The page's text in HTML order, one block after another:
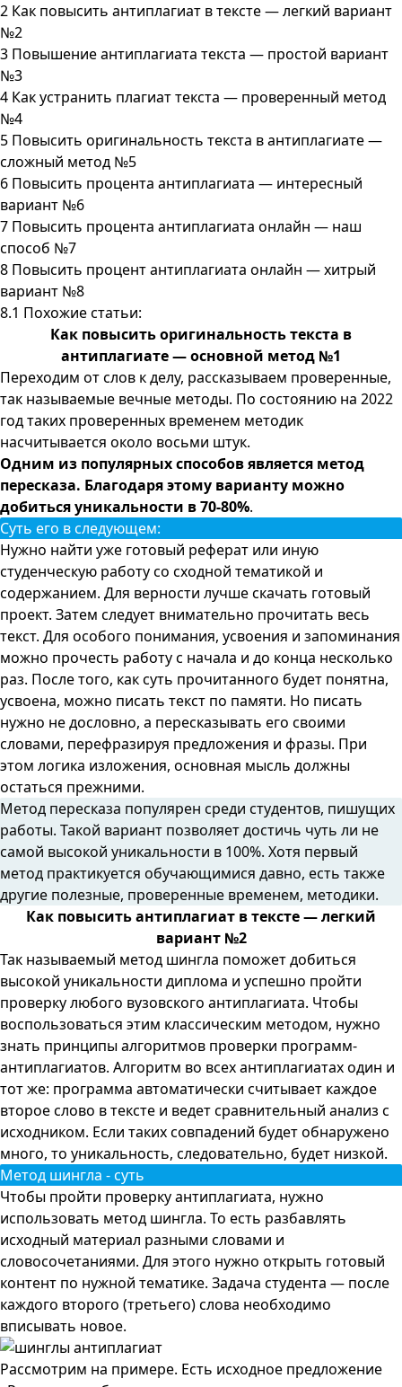
2 Как повысить антиплагиат в тексте — легкий вариант
№2
3 Повышение антиплагиата текста — простой вариант
№3
4 Как устранить плагиат текста — проверенный метод
№4
5 Повысить оригинальность текста в антиплагиате —
сложный метод №5
6 Повысить процента антиплагиата — интересный
вариант №6
7 Повысить процента антиплагиата онлайн — наш
способ №7
8 Повысить процент антиплагиата онлайн — хитрый
вариант №8
8.1 Похожие статьи:
Как повысить оригинальность текста в
антиплагиате — основной метод №1
Переходим от слов к делу, рассказываем проверенные,
так называемые вечные методы. По состоянию на 2022
год таких проверенных временем методик
насчитывается около восьми штук.
Одним из популярных способов является метод
пересказа. Благодаря этому варианту можно
добиться уникальности в 70-80%.
Суть его в следующем:
Нужно найти уже готовый реферат или иную
студенческую работу со сходной тематикой и
содержанием. Для верности лучше скачать готовый
проект. Затем следует внимательно прочитать весь
текст. Для особого понимания, усвоения и запоминания
можно прочесть работу с начала и до конца несколько
раз. После того, как суть прочитанного будет понятна,
усвоена, можно писать текст по памяти. Но писать
нужно не дословно, а пересказывать его своими
словами, перефразируя предложения и фразы. При
этом логика изложения, основная мысль должны
остаться прежними.
Метод пересказа популярен среди студентов, пишущих
работы. Такой вариант позволяет достичь чуть ли не
самой высокой уникальности в 100%. Хотя первый
метод практикуется обучающимися давно, есть также
другие полезные, проверенные временем, методики.
Как повысить антиплагиат в тексте — легкий
вариант №2
Так называемый метод шингла поможет добиться
высокой уникальности диплома и успешно пройти
проверку любого вузовского антиплагиата. Чтобы
воспользоваться этим классическим методом, нужно
знать принципы алгоритмов проверки программ-
антиплагиатов. Алгоритм во всех антиплагиатах один и
тот же: программа автоматически считывает каждое
второе слово в тексте и ведет сравнительный анализ с
исходником. Если таких совпадений будет обнаружено
много, то уникальность, следовательно, будет низкой.
Метод шингла - суть
Чтобы пройти проверку антиплагиата, нужно
использовать метод шингла. То есть разбавлять
исходный материал разными словами и
словосочетаниями. Для этого нужно открыть готовый
контент по нужной тематике. Задача студента — после
каждого второго (третьего) слова необходимо
вписывать новое.
Рассмотрим на примере. Есть исходное предложение